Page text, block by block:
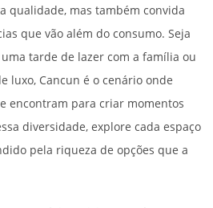
qualidade, mas também convida
que vão além do consumo. Seja
tarde de lazer com a família ou
luxo, Cancun é o cenário onde
encontram para criar momentos
diversidade, explore cada espaço
pela riqueza de opções que a